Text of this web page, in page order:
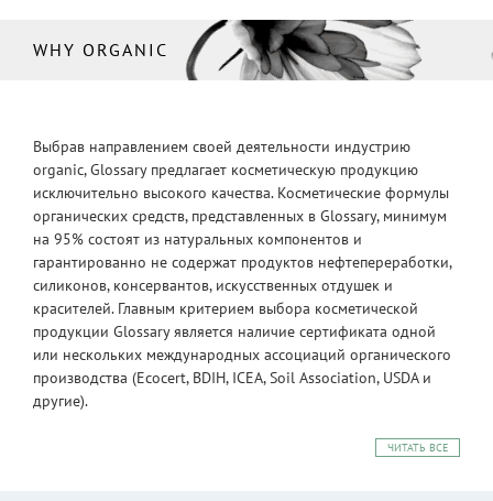
WHY ORGANIC
Выбрав направлением своей деятельности индустрию
organic, Glossary предлагает косметическую продукцию
исключительно высокого качества. Косметические формулы
органических средств, представленных в Glossary, минимум
на 95% состоят из натуральных компонентов и
гарантированно не содержат продуктов нефтепереработки,
силиконов, консервантов, искусственных отдушек и
красителей. Главным критерием выбора косметической
продукции Glossary является наличие сертификата одной
или нескольких международных ассоциаций органического
производства (Ecocert, BDIH, ICEA, Soil Association, USDA и
другие).
ЧИТАТЬ ВСЕ